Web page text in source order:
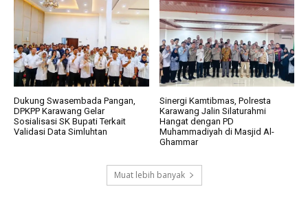
Dukung Swasembada Pangan,
DPKPP Karawang Gelar
Sosialisasi SK Bupati Terkait
Validasi Data Simluhtan
Sinergi Kamtibmas, Polresta
Karawang Jalin Silaturahmi
Hangat dengan PD
Muhammadiyah di Masjid Al-
Ghammar
Muat lebih banyak